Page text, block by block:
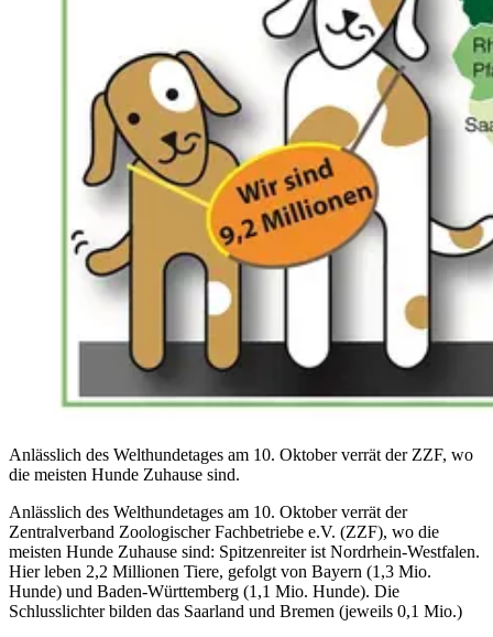
Anlässlich des Welthundetages am 10. Oktober verrät der ZZF, wo
die meisten Hunde Zuhause sind.
Anlässlich des Welthundetages am 10. Oktober verrät der
Zentralverband Zoologischer Fachbetriebe e.V. (ZZF), wo die
meisten Hunde Zuhause sind: Spitzenreiter ist Nordrhein-Westfalen.
Hier leben 2,2 Millionen Tiere, gefolgt von Bayern (1,3 Mio.
Hunde) und Baden-Württemberg (1,1 Mio. Hunde). Die
Schlusslichter bilden das Saarland und Bremen (jeweils 0,1 Mio.)